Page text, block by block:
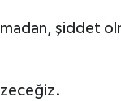
şiddet